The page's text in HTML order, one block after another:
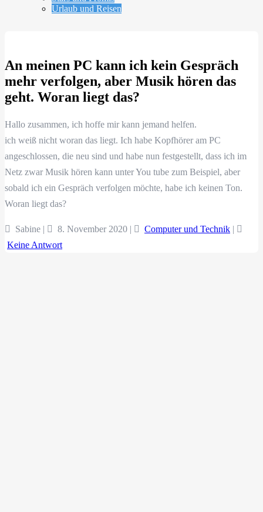
Urlaub und Reisen
An meinen PC kann ich kein Gespräch
mehr verfolgen, aber Musik hören das
geht. Woran liegt das?
Hallo zusammen, ich hoffe mir kann jemand helfen.
ich weiß nicht woran das liegt. Ich habe Kopfhörer am PC
angeschlossen, die neu sind und habe nun festgestellt, dass ich im
Netz zwar Musik hören kann unter You tube zum Beispiel, aber
sobald ich ein Gespräch verfolgen möchte, habe ich keinen Ton.
Woran liegt das?
Sabine | 8. November 2020 | Computer und Technik |
Keine Antwort